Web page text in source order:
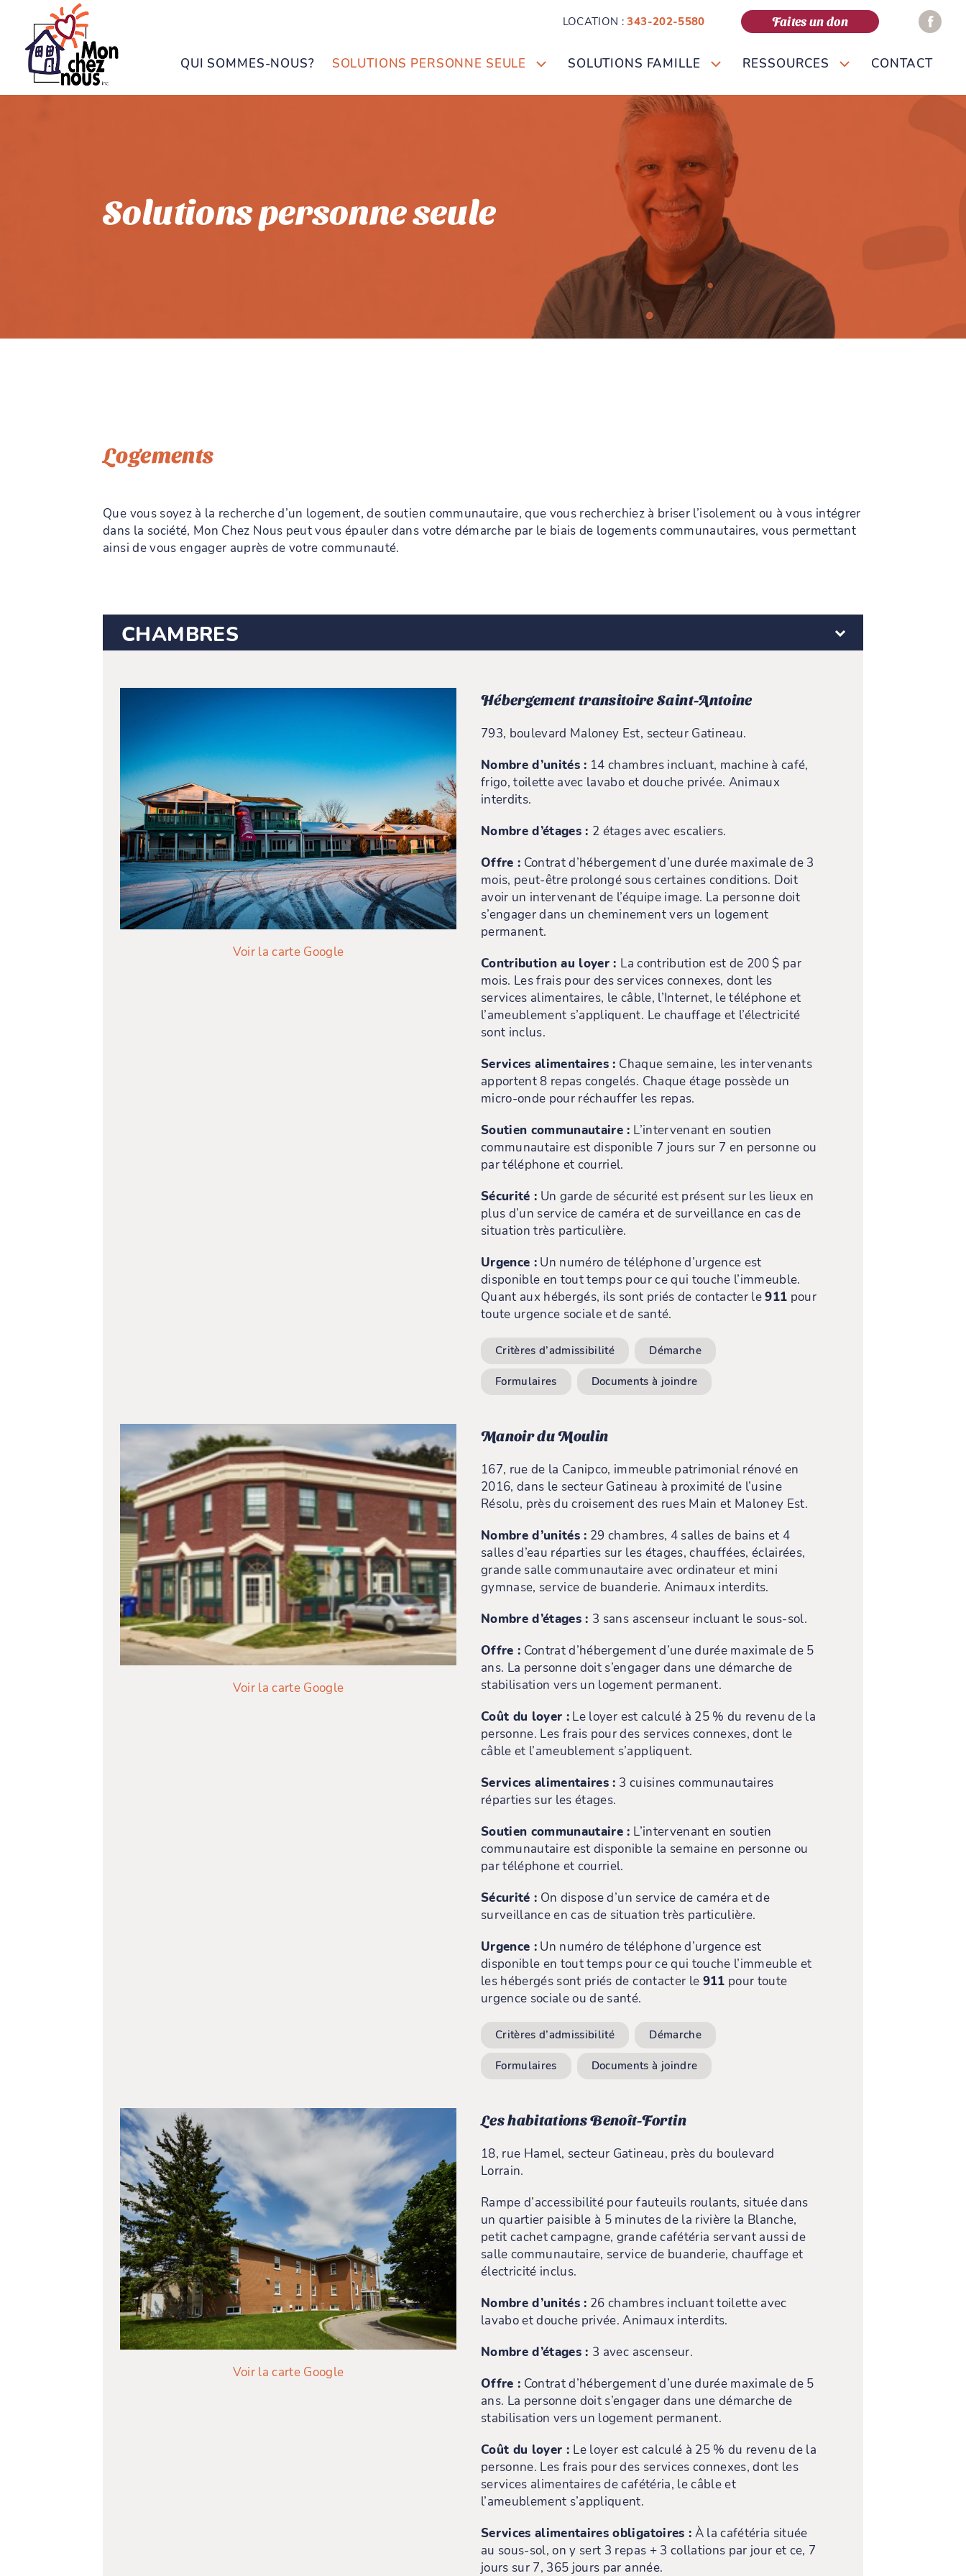
LOCATION :343-202-5580 Faites un don
QUI SOMMES-NOUS? SOLUTIONS PERSONNE SEULE SOLUTIONS FAMILLE RESSOURCES CONTACT
Solutions personne seule
Logements
Que vous soyez à la recherche d’un logement, de soutien communautaire, que vous recherchiez à briser l’isolement ou à vous intégrer
dans la société, Mon Chez Nous peut vous épauler dans votre démarche par le biais de logements communautaires, vous permettant
ainsi de vous engager auprès de votre communauté.
CHAMBRES
Voir la carte Google
Hébergement transitoire Saint-Antoine
793, boulevard Maloney Est, secteur Gatineau.
Nombre d’unités : 14 chambres incluant, machine à café,
frigo, toilette avec lavabo et douche privée. Animaux
interdits.
Nombre d’étages : 2 étages avec escaliers.
Offre : Contrat d’hébergement d’une durée maximale de 3
mois, peut-être prolongé sous certaines conditions. Doit
avoir un intervenant de l’équipe image. La personne doit
s’engager dans un cheminement vers un logement
permanent.
Contribution au loyer : La contribution est de 200 $ par
mois. Les frais pour des services connexes, dont les
services alimentaires, le câble, l’Internet, le téléphone et
l’ameublement s’appliquent. Le chauffage et l’électricité
sont inclus.
Services alimentaires : Chaque semaine, les intervenants
apportent 8 repas congelés. Chaque étage possède un
micro-onde pour réchauffer les repas.
Soutien communautaire : L’intervenant en soutien
communautaire est disponible 7 jours sur 7 en personne ou
par téléphone et courriel.
Sécurité : Un garde de sécurité est présent sur les lieux en
plus d’un service de caméra et de surveillance en cas de
situation très particulière.
Urgence : Un numéro de téléphone d’urgence est
disponible en tout temps pour ce qui touche l’immeuble.
Quant aux hébergés, ils sont priés de contacter le911 pour
toute urgence sociale et de santé.
Critères d’admissibilité Démarche
Formulaires Documents à joindre
Voir la carte Google
Manoir du Moulin
167, rue de la Canipco, immeuble patrimonial rénové en
2016, dans le secteur Gatineau à proximité de l’usine
Résolu, près du croisement des rues Main et Maloney Est.
Nombre d’unités : 29 chambres, 4 salles de bains et 4
salles d’eau réparties sur les étages, chauffées, éclairées,
grande salle communautaire avec ordinateur et mini
gymnase, service de buanderie. Animaux interdits.
Nombre d’étages : 3 sans ascenseur incluant le sous-sol.
Offre : Contrat d’hébergement d’une durée maximale de 5
ans. La personne doit s’engager dans une démarche de
stabilisation vers un logement permanent.
Coût du loyer : Le loyer est calculé à 25 % du revenu de la
personne. Les frais pour des services connexes, dont le
câble et l’ameublement s’appliquent.
Services alimentaires : 3 cuisines communautaires
réparties sur les étages.
Soutien communautaire : L’intervenant en soutien
communautaire est disponible la semaine en personne ou
par téléphone et courriel.
Sécurité : On dispose d’un service de caméra et de
surveillance en cas de situation très particulière.
Urgence : Un numéro de téléphone d’urgence est
disponible en tout temps pour ce qui touche l’immeuble et
les hébergés sont priés de contacter le 911 pour toute
urgence sociale ou de santé.
Critères d’admissibilité Démarche
Formulaires Documents à joindre
Voir la carte Google
Les habitations Benoît-Fortin
18, rue Hamel, secteur Gatineau, près du boulevard
Lorrain.
Rampe d’accessibilité pour fauteuils roulants, située dans
un quartier paisible à 5 minutes de la rivière la Blanche,
petit cachet campagne, grande cafétéria servant aussi de
salle communautaire, service de buanderie, chauffage et
électricité inclus.
Nombre d’unités : 26 chambres incluant toilette avec
lavabo et douche privée. Animaux interdits.
Nombre d’étages : 3 avec ascenseur.
Offre : Contrat d’hébergement d’une durée maximale de 5
ans. La personne doit s’engager dans une démarche de
stabilisation vers un logement permanent.
Coût du loyer : Le loyer est calculé à 25 % du revenu de la
personne. Les frais pour des services connexes, dont les
services alimentaires de cafétéria, le câble et
l’ameublement s’appliquent.
Services alimentaires obligatoires : À la cafétéria située
au sous-sol, on y sert 3 repas + 3 collations par jour et ce, 7
jours sur 7, 365 jours par année.